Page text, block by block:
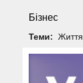
Бізнес
Теми: Життя